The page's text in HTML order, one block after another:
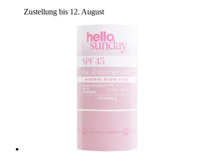
Zustellung bis 12. August